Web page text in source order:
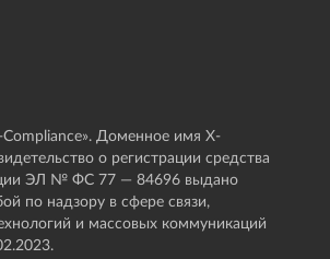
Compliance». Доменное имя X-
о регистрации средства
ЭЛ № ФС 77 — 84696 выдано
по надзору в сфере связи,
и массовых коммуникаций